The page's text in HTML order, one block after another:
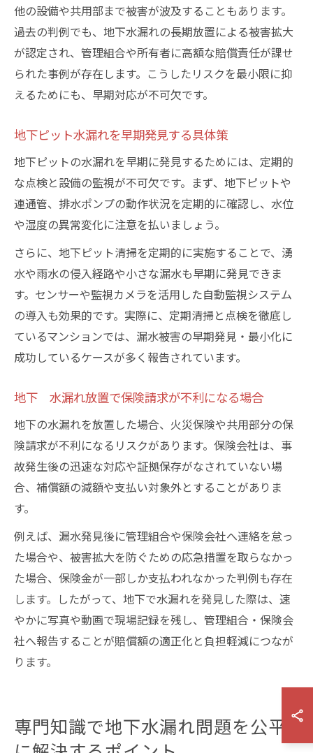
他の設備や共用部まで被害が波及することもあります。
過去の判例でも、地下水漏れの長期放置による被害拡大
が認定され、管理組合や所有者に高額な賠償責任が課せ
られた事例が存在します。こうしたリスクを最小限に抑
えるためにも、早期対応が不可欠です。
地下ピット水漏れを早期発見する具体策
地下ピットの水漏れを早期に発見するためには、定期的
な点検と設備の監視が不可欠です。まず、地下ピットや
連通管、排水ポンプの動作状況を定期的に確認し、水位
や湿度の異常変化に注意を払いましょう。
さらに、地下ピット清掃を定期的に実施することで、湧
水や雨水の侵入経路や小さな漏水も早期に発見できま
す。センサーや監視カメラを活用した自動監視システム
の導入も効果的です。実際に、定期清掃と点検を徹底し
ているマンションでは、漏水被害の早期発見・最小化に
成功しているケースが多く報告されています。
地下 水漏れ放置で保険請求が不利になる場合
地下の水漏れを放置した場合、火災保険や共用部分の保
険請求が不利になるリスクがあります。保険会社は、事
故発生後の迅速な対応や証拠保存がなされていない場
合、補償額の減額や支払い対象外とすることがありま
す。
例えば、漏水発見後に管理組合や保険会社へ連絡を怠っ
た場合や、被害拡大を防ぐための応急措置を取らなかっ
た場合、保険金が一部しか支払われなかった判例も存在
します。したがって、地下で水漏れを発見した際は、速
やかに写真や動画で現場記録を残し、管理組合・保険会
社へ報告することが賠償額の適正化と負担軽減につなが
ります。
専門知識で地下水漏れ問題を公平